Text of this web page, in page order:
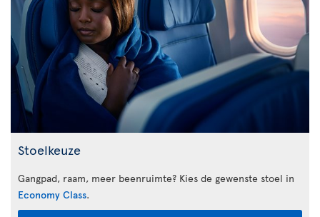
Stoelkeuze
Gangpad, raam, meer beenruimte? Kies de gewenste stoel in
Economy Class.